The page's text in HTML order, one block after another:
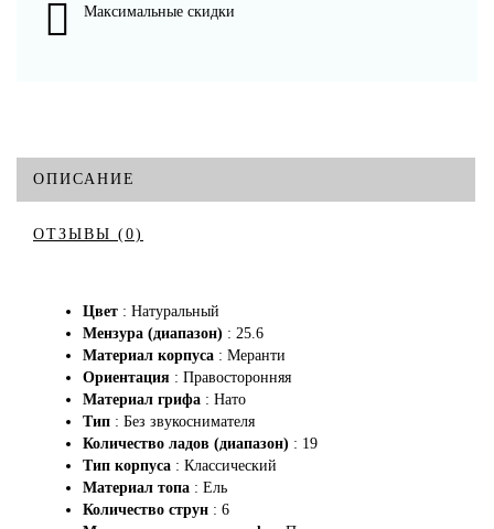
Максимальные скидки
ОПИСАНИЕ
ОТЗЫВЫ (0)
Цвет : Натуральный
Мензура (диапазон) : 25.6
Материал корпуса : Меранти
Ориентация : Правосторонняя
Материал грифа : Нато
Тип : Без звукоснимателя
Количество ладов (диапазон) : 19
Тип корпуса : Классический
Материал топа : Ель
Количество струн : 6